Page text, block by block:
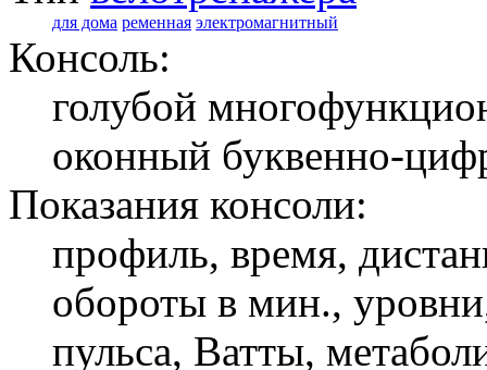
для дома ременная электромагнитный
Консоль:
голубой
оконный буквенно-
Показания консоли:
профиль, время,
обороты в мин.,
пульса, Ватты,